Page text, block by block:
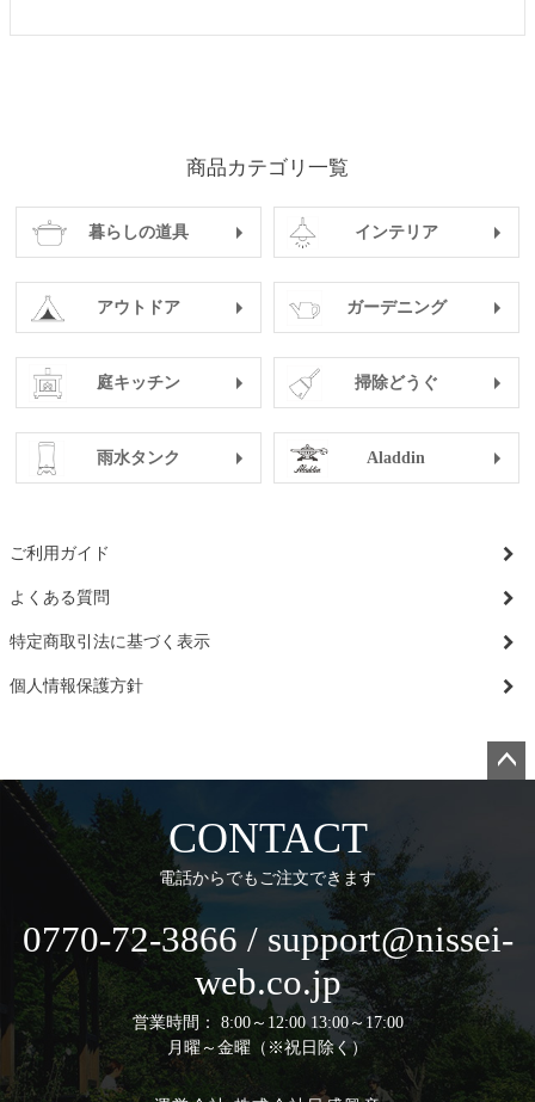
商品カテゴリ一覧
暮らしの道具 インテリア
アウトドア ガーデニング
庭キッチン 掃除どうぐ
雨水タンク Aladdin
ご利用ガイド
よくある質問
特定商取引法に基づく表示
個人情報保護方針
へ
CONTACT
電話からでもご注文できます
0770-72-3866 / support@nissei-
web.co.jp
営業時間： 8:00～12:00 13:00～17:00
月曜～金曜（※祝日除く）